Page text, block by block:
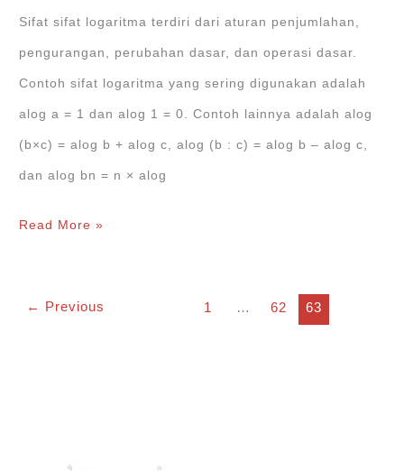
Sifat sifat logaritma terdiri dari aturan penjumlahan,
pengurangan, perubahan dasar, dan operasi dasar.
Contoh sifat logaritma yang sering digunakan adalah
alog a = 1 dan alog 1 = 0. Contoh lainnya adalah alog
(b×c) = alog b + alog c, alog (b : c) = alog b – alog c,
dan alog bn = n × alog
11
Logaritma
Read More »
← Previous 1 … 62 63